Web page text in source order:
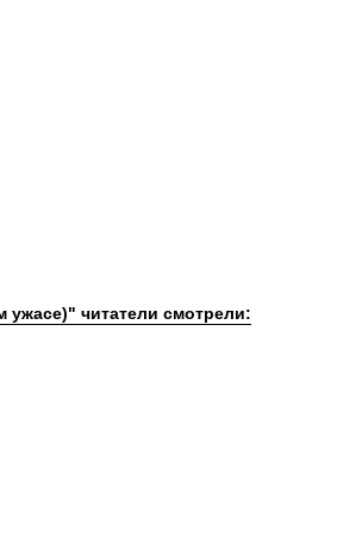
ужасе)" читатели смотрели: